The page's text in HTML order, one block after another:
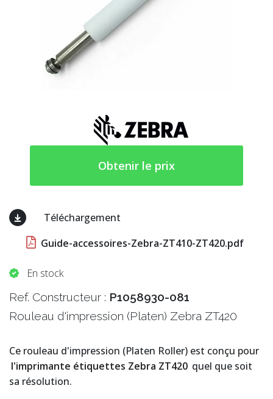
Obtenir le prix
Téléchargement
Guide-accessoires-Zebra-ZT410-ZT420.pdf
En stock
Ref. Constructeur : P1058930-081
Rouleau d'impression (Platen) Zebra ZT420
Ce rouleau d'impression (Platen Roller) est conçu pour
l'imprimante étiquettes Zebra ZT420 quel que soit
sa résolution.